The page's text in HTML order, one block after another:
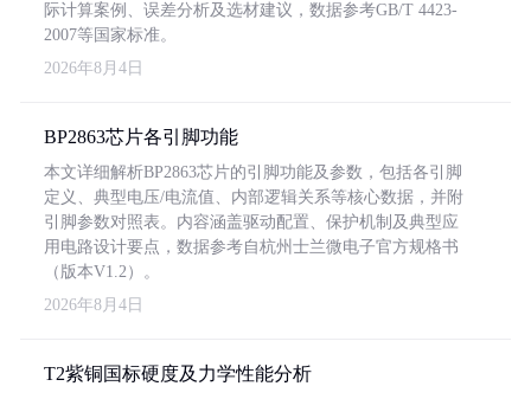
际计算案例、误差分析及选材建议，数据参考GB/T 4423-
2007等国家标准。
2026年8月4日
BP2863芯片各引脚功能
本文详细解析BP2863芯片的引脚功能及参数，包括各引脚
定义、典型电压/电流值、内部逻辑关系等核心数据，并附
引脚参数对照表。内容涵盖驱动配置、保护机制及典型应
用电路设计要点，数据参考自杭州士兰微电子官方规格书
（版本V1.2）。
2026年8月4日
T2紫铜国标硬度及力学性能分析